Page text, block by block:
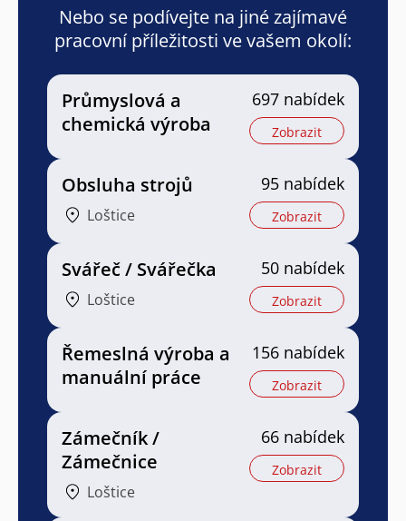
Nebo se podívejte na jiné zajímavé
pracovní příležitosti ve vašem okolí:
Průmyslová a
chemická výroba
697 nabídek
Zobrazit
Obsluha strojů
Loštice
95 nabídek
Zobrazit
Svářeč / Svářečka
Loštice
50 nabídek
Zobrazit
Řemeslná výroba a
manuální práce
156 nabídek
Zobrazit
Zámečník /
Zámečnice
Loštice
66 nabídek
Zobrazit